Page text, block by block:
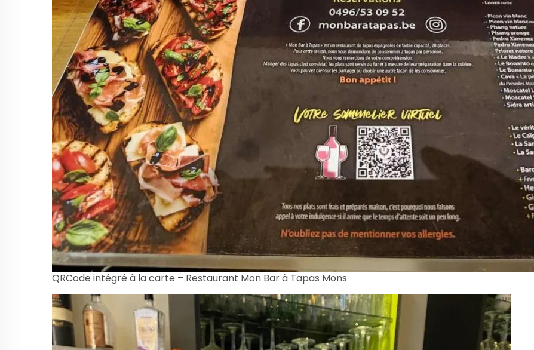
QRCode intégré à la carte – Restaurant Mon Bar à Tapas Mons